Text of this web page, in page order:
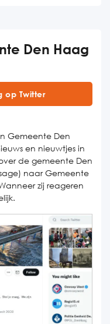
Den Haag
op Twitter
Gemeente Den
en nieuwtjes in
de gemeente Den
naar Gemeente
zij reageren